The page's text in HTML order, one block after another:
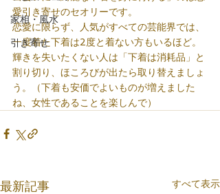
家相・風水
引き寄せ
愛引き寄せのセオリーです。
恋愛に限らず、人気がすべての芸能界では、
一度着た下着は2度と着ない方もいるほど。
輝きを失いたくない人は「下着は消耗品」と
割り切り、ほころびが出たら取り替えましょ
う。（下着も安価でよいものが増えました
ね、女性であることを楽しんで）
最新記事 すべて表示